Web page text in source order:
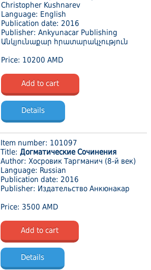
Christopher Kushnarev
Language: English
Publication date: 2016
Publisher: Ankyunacar Publishing
Անկյունաքար հրատարակչություն
Price: 10200 AMD
Add to cart
Details
Item number: 101097
Title: Догматические Сочинения
Author: Хосровик Таргманич (8-й век)
Language: Russian
Publication date: 2016
Publisher: Издательство Анкюнакар
Price: 3500 AMD
Add to cart
Details